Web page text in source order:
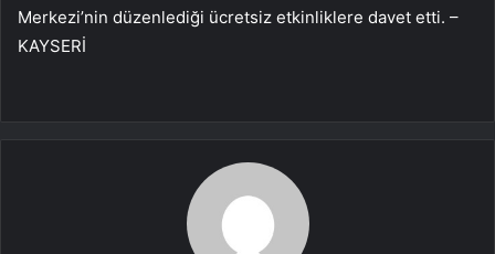
Merkezi’nin düzenlediği ücretsiz etkinliklere davet etti. –
KAYSERİ